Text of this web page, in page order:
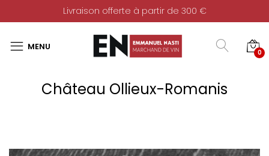
Livraison offerte à partir de 300 €
0
Château Ollieux-Romanis